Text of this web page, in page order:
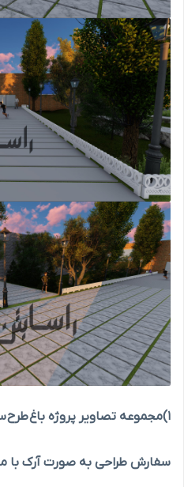
1)مجموعه تصاویر پروژه باغ طرح سه بعدی -دید پرنده و ناظر
سفارش طراحی به صورت آرک با